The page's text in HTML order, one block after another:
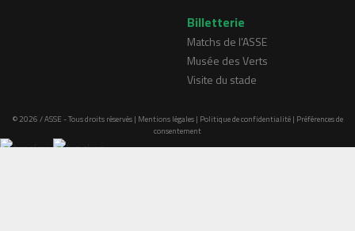
Billetterie
Matchs de l'ASSE
Musée des Verts
Visite du stade
© 2026 / ASSE - Tous droits réservés | Mentions légales| Politique de confidentialité| Préférences de
consentement